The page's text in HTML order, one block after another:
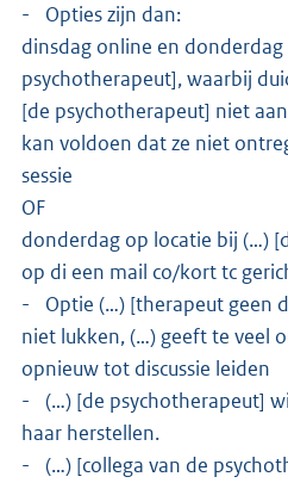
- Opties zijn dan:
dinsdag online en
psychotherapeut], waarbij
[de psychotherapeut] niet
kan voldoen dat ze niet
sessie
OF
donderdag op locatie bij (…)
op di een mail co/kort tc
- Optie (…) [therapeut geen
niet lukken, (…) geeft te veel
opnieuw tot discussie leiden
- (…) [de psychotherapeut]
haar herstellen.
- (…) [collega van de